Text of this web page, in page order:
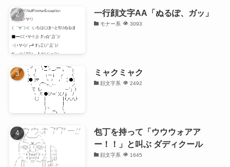
一行顔文字AA「ぬるぽ、ガッ」
モナー系 3093
ミャクミャク
顔文字系 2492
包丁を持って「ウウウォアア
ー！！」と叫ぶ ダディクール
顔文字系 1645